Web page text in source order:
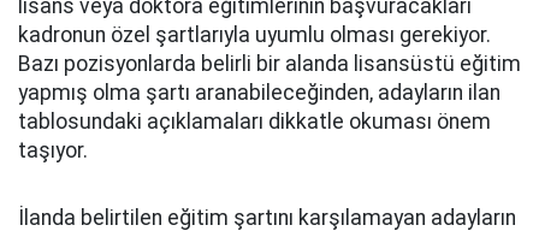
lisans veya doktora eğitimlerinin başvuracakları
kadronun özel şartlarıyla uyumlu olması gerekiyor.
Bazı pozisyonlarda belirli bir alanda lisansüstü eğitim
yapmış olma şartı aranabileceğinden, adayların ilan
tablosundaki açıklamaları dikkatle okuması önem
taşıyor.
İlanda belirtilen eğitim şartını karşılamayan adayların